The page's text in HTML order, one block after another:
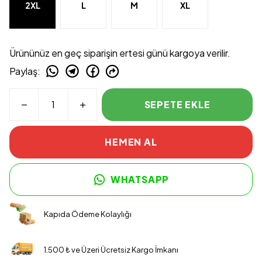
2XL L M XL
Ürününüz en geç siparişin ertesi günü kargoya verilir.
Paylaş:
SEPETE EKLE
HEMEN AL
WHATSAPP
Kapıda Ödeme Kolaylığı
1.500 ₺ ve Üzeri Ücretsiz Kargo İmkanı